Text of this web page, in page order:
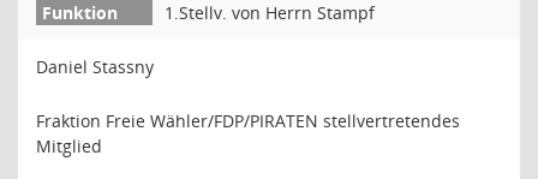
1.Stellv. von Herrn Stampf
Daniel Stassny
Fraktion Freie Wähler/FDP/PIRATEN stellvertretendes
Mitglied